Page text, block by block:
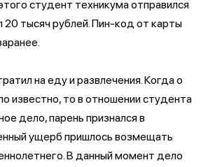
студент техникума отправился
20 тысяч рублей. Пин-код от карты
на еду и развлечения. Когда о
известно, то в отношении студента
дело, парень признался в
ущерб пришлось возмещать
В данный момент дело